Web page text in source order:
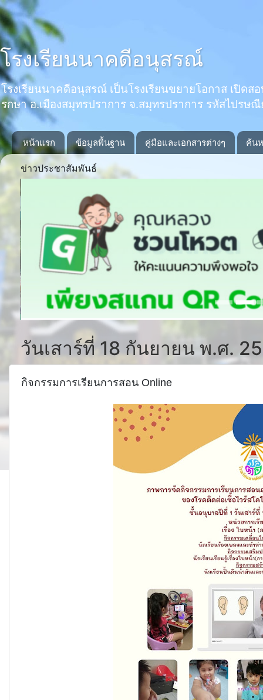
โรงเรียนนาคดีอนุสรณ์
โรงเรียนนาคดีอนุสรณ์ เป็นโรงเรียนขยายโอกาส เปิ
รกษา อ.เมืองสมุทรปราการ จ.สมุทรปราการ รหัสไปรษ
หน้าแรก ข้อมูลพื้นฐาน คู่มือและเอกสารต่างๆ ค้น
ข่าวประชาสัมพันธ์
Previous
วันเสาร์ที่ 18 กันยายน พ.ศ.
กิจกรรมการเรียนการสอน Online